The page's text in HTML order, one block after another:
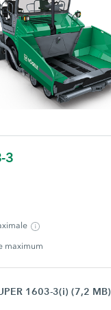
3
maximum
1603-3(i) (7,2 MB)